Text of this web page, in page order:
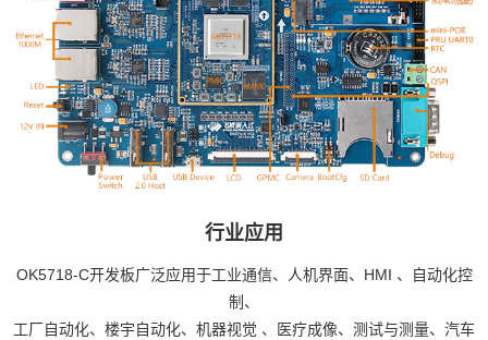
行业应用
OK5718-C开发板广泛应用于工业通信、人机界面、 HMI 、自动化控
制、
工厂自动化、楼宇自动化、 机器视觉 、 医疗成像、测试与测量、汽车